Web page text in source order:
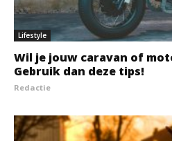
Lifestyle
Wil je jouw caravan of
Gebruik dan deze tips!
Redactie